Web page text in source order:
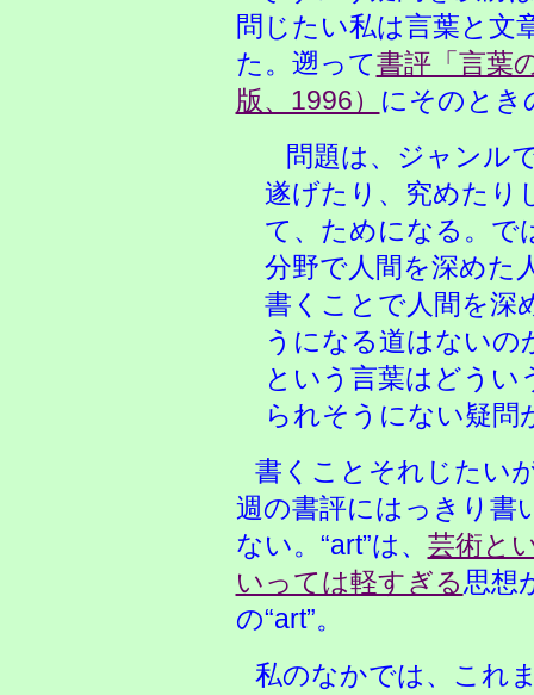
問じたい私は言葉と文
た。遡って書評「言葉
版、1996） にそのとき
問題は、ジャンル
遂げたり、究めたり
て、ためになる。で
分野で人間を深めた
書くことで人間を深
うになる道はないの
という言葉はどうい
られそうにない疑問
書くことそれじたい
週の書評にはっきり書
ない。“art”は、 芸術と
いっては軽すぎる思想
の“art”。
私のなかでは、これ